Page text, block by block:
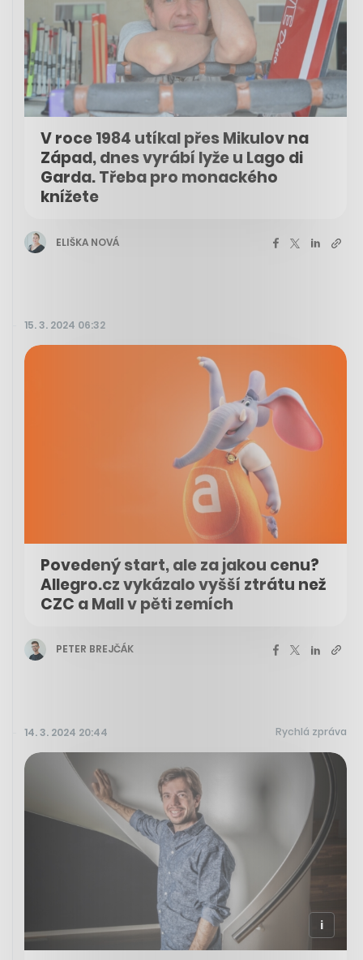
V roce 1984 utíkal přes Mikulov na
Západ, dnes vyrábí lyže u Lago di
Garda. Třeba pro monackého
knížete
ELIŠKA NOVÁ
15. 3. 2024 06:32
Povedený start, ale za jakou cenu?
Allegro.cz vykázalo vyšší ztrátu než
CZC a Mall v pěti zemích
PETER BREJČÁK
14. 3. 2024 20:44 Rychlá zpráva